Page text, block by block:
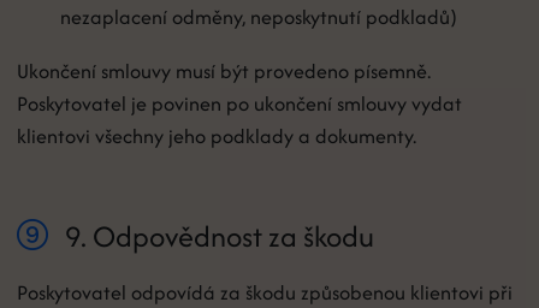
nezaplacení odměny, neposkytnutí podkladů)
Ukončení smlouvy musí být provedeno písemně.
Poskytovatel je povinen po ukončení smlouvy vydat
klientovi všechny jeho podklady a dokumenty.
9. Odpovědnost za škodu
Poskytovatel odpovídá za škodu způsobenou klientovi při